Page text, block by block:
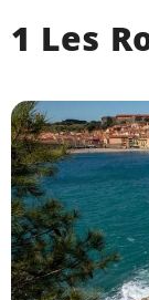
1 Les